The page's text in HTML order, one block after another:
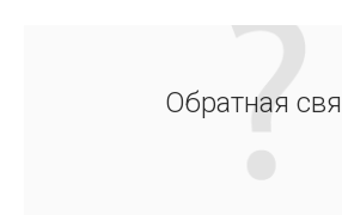
Обратная